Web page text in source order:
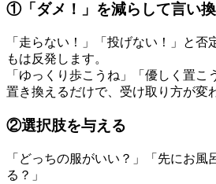
①「ダメ！」を減らして言い
「走らない！」「投げない！」と
もは反発します。
「ゆっくり歩こうね」「優しく置こ
置き換えるだけで、受け取り方が変
②選択肢を与える
「どっちの服がいい？」「先にお風
る？」